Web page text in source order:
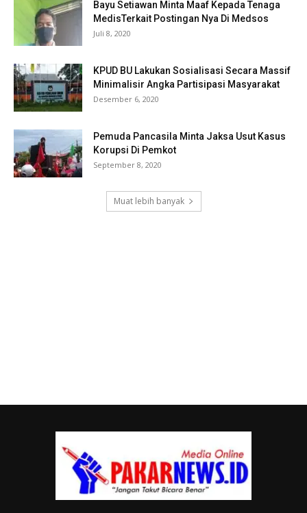
Bayu Setiawan Minta Maaf Kepada Tenaga
MedisTerkait Postingan Nya Di Medsos
Juli 8, 2020
KPUD BU Lakukan Sosialisasi Secara Massif
Minimalisir Angka Partisipasi Masyarakat
Desember 6, 2020
Pemuda Pancasila Minta Jaksa Usut Kasus
Korupsi Di Pemkot
September 8, 2020
Muat lebih banyak